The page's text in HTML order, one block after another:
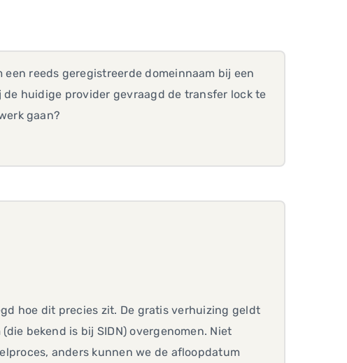
reeds geregistreerde domeinnaam bij een
huidige provider gevraagd de transfer lock te
gaan?
hoe dit precies zit. De gratis verhuizing geldt
bekend is bij SIDN) overgenomen. Niet
anders kunnen we de afloopdatum